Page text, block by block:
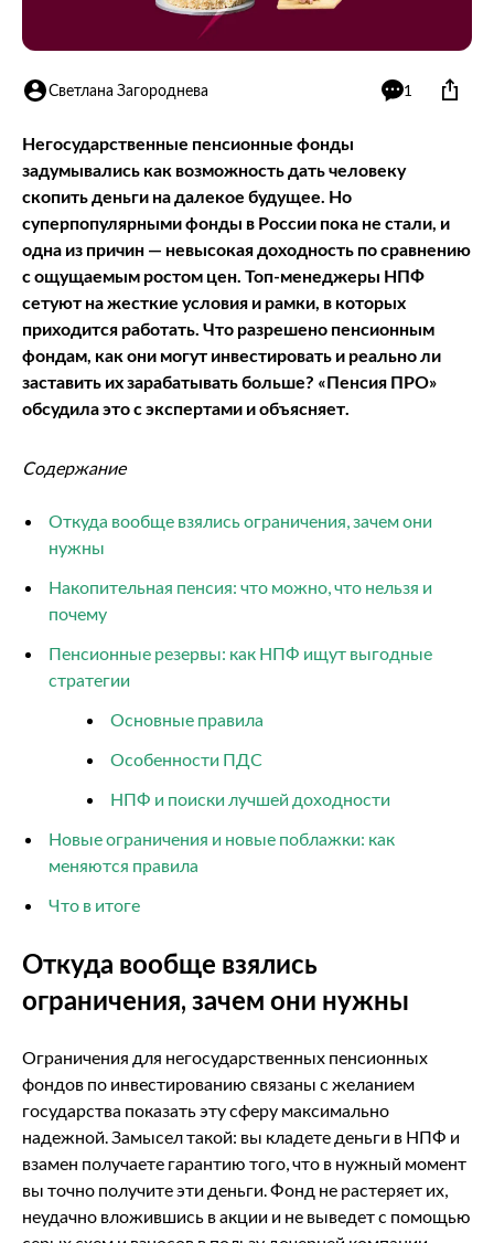
Светлана Загороднева 1
Негосударственные пенсионные фонды
задумывались как возможность дать человеку
скопить деньги на далекое будущее. Но
суперпопулярными фонды в России пока не стали, и
одна из причин — невысокая доходность по сравнению
с ощущаемым ростом цен. Топ-менеджеры НПФ
сетуют на жесткие условия и рамки, в которых
приходится работать. Что разрешено пенсионным
фондам, как они могут инвестировать и реально ли
заставить их зарабатывать больше? «Пенсия ПРО»
обсудила это с экспертами и объясняет.
Содержание
Откуда вообще взялись ограничения, зачем они
нужны
Накопительная пенсия: что можно, что нельзя и
почему
Пенсионные резервы: как НПФ ищут выгодные
стратегии
Основные правила
Особенности ПДС
НПФ и поиски лучшей доходности
Новые ограничения и новые поблажки: как
меняются правила
Что в итоге
Откуда вообще взялись
ограничения, зачем они нужны
Ограничения для негосударственных пенсионных
фондов по инвестированию связаны с желанием
государства показать эту сферу максимально
надежной. Замысел такой: вы кладете деньги в НПФ и
взамен получаете гарантию того, что в нужный момент
вы точно получите эти деньги. Фонд не растеряет их,
неудачно вложившись в акции и не выведет с помощью